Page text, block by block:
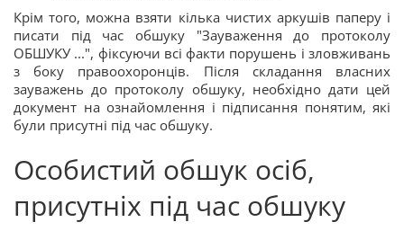
Крім того, можна взяти кілька чистих аркушів паперу і
писати під час обшуку "Зауваження до протоколу
ОБШУКУ ...", фіксуючи всі факти порушень і зловживань
з боку правоохоронців. Після складання власних
зауважень до протоколу обшуку, необхідно дати цей
документ на ознайомлення і підписання понятим, які
були присутні під час обшуку.
Особистий обшук осіб,
присутніх під час обшуку